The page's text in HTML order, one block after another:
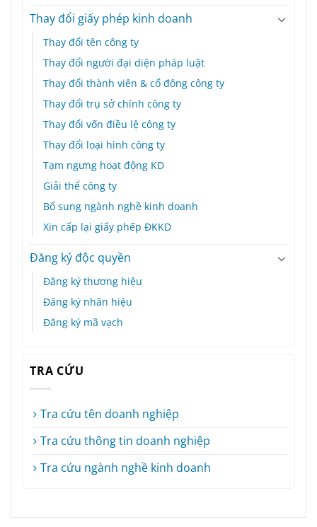
Thay đổi giấy phép kinh doanh
Thay đổi tên công ty
Thay đổi người đại diện pháp luật
Thay đổi thành viên & cổ đông công ty
Thay đổi trụ sở chính công ty
Thay đổi vốn điều lệ công ty
Thay đổi loại hình công ty
Tạm ngưng hoạt động KD
Giải thể công ty
Bổ sung ngành nghề kinh doanh
Xin cấp lại giấy phếp ĐKKD
Đăng ký độc quyền
Đăng ký thương hiệu
Đăng ký nhãn hiệu
Đăng ký mã vạch
TRA CỨU
Tra cứu tên doanh nghiệp
Tra cứu thông tin doanh nghiệp
Tra cứu ngành nghề kinh doanh